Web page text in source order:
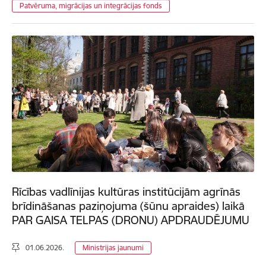
Patvēruma, migrācijas un integrācijas fonds
Rīcības vadlīnijas kultūras institūcijām agrīnās
brīdināšanas paziņojuma (šūnu apraides) laikā
PAR GAISA TELPAS (DRONU) APDRAUDĒJUMU
01.06.2026. Ministrijas jaunumi